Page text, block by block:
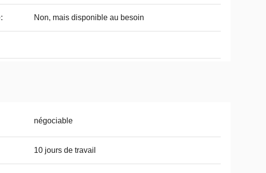
Non, mais disponible au besoin
négociable
10 jours de travail